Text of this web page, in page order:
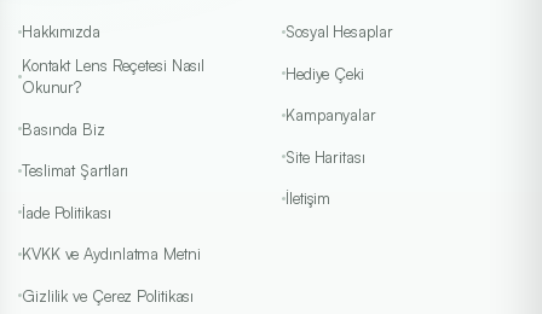
Hakkımızda
Kontakt Lens Reçetesi Nasıl
Okunur?
Basında Biz
Teslimat Şartları
İade Politikası
KVKK ve Aydınlatma Metni
Gizlilik ve Çerez Politikası
Sosyal Hesaplar
Hediye Çeki
Kampanyalar
Site Haritası
İletişim